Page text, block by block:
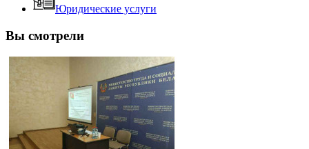
Юридические услуги
Вы смотрели